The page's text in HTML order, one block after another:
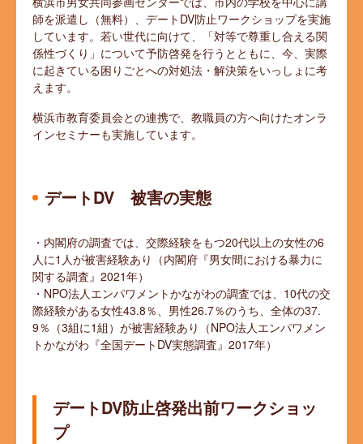
師を派遣し（無料）、デートDV防止ワークショップを実施
しています。若い世代に向けて、「対等で尊重し合える関
係性づくり」について予防啓発を行うとともに、今、実際
に起きている困りごとへの対処法・解決策をいっしょに考
えます。
横浜市教育委員会との連携で、教職員の方へ向けたオンラ
インセミナーも実施しています。
デートDV 被害の実態
・内閣府の調査では、交際経験をもつ20代以上の女性の6
人に1人が被害経験あり（内閣府『男女間における暴力に
関する調査』2021年）
・NPO法人エンパワメントかながわの調査では、10代の交
際経験がある女性43.8％、男性26.7％のうち、全体の37.
9％（3組に1組）が被害経験あり（NPO法人エンパワメン
トかながわ『全国デートDV実態調査』2017年）
デートDV防止啓発出前ワークショッ
プ